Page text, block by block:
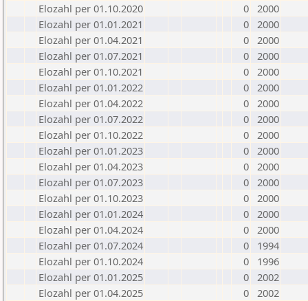
Elozahl per 01.10.2020
0 2000
Elozahl per 01.01.2021
0 2000
Elozahl per 01.04.2021
0 2000
Elozahl per 01.07.2021
0 2000
Elozahl per 01.10.2021
0 2000
Elozahl per 01.01.2022
0 2000
Elozahl per 01.04.2022
0 2000
Elozahl per 01.07.2022
0 2000
Elozahl per 01.10.2022
0 2000
Elozahl per 01.01.2023
0 2000
Elozahl per 01.04.2023
0 2000
Elozahl per 01.07.2023
0 2000
Elozahl per 01.10.2023
0 2000
Elozahl per 01.01.2024
0 2000
Elozahl per 01.04.2024
0 2000
Elozahl per 01.07.2024
0
1994
Elozahl per 01.10.2024
0
1996
Elozahl per 01.01.2025
0 2002
Elozahl per 01.04.2025
0 2002